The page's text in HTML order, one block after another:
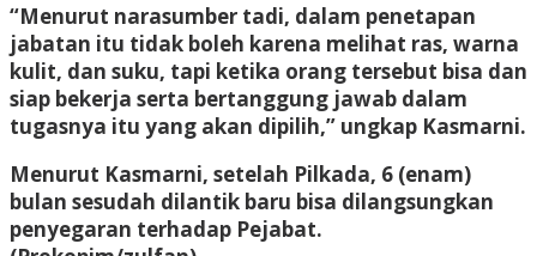
“Menurut narasumber tadi, dalam penetapan
jabatan itu tidak boleh karena melihat ras, warna
kulit, dan suku, tapi ketika orang tersebut bisa dan
siap bekerja serta bertanggung jawab dalam
tugasnya itu yang akan dipilih,” ungkap Kasmarni.
Menurut Kasmarni, setelah Pilkada, 6 (enam)
bulan sesudah dilantik baru bisa dilangsungkan
penyegaran terhadap Pejabat.